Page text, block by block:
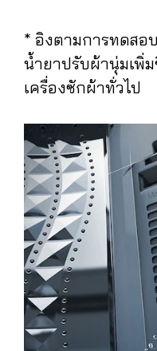
* อิงตามการทดสอ
น้ำยาปรับผ้านุ่มเพิ่
เครื่องซักผ้าทั่วไป